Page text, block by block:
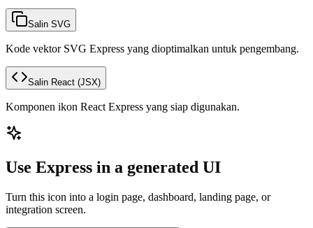
Salin SVG
Kode vektor SVG Express yang dioptimalkan untuk pengembang.
Salin React (JSX)
Komponen ikon React Express yang siap digunakan.
Use Express in a generated UI
Turn this icon into a login page, dashboard, landing page, or
integration screen.